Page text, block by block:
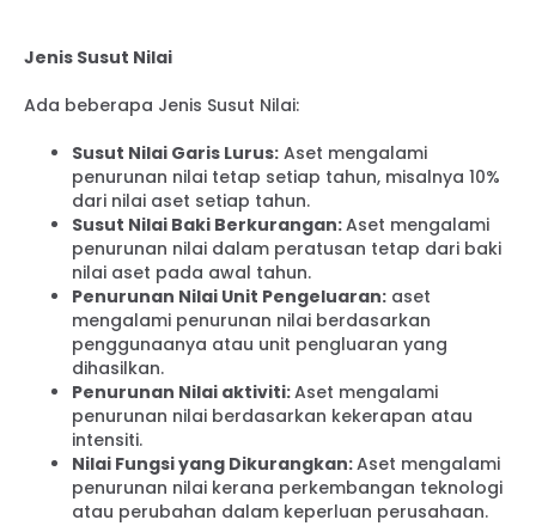
Jenis Susut Nilai
Ada beberapa Jenis Susut Nilai:
Susut Nilai Garis Lurus: Aset mengalami
penurunan nilai tetap setiap tahun, misalnya 10%
dari nilai aset setiap tahun.
Susut Nilai Baki Berkurangan:Aset mengalami
penurunan nilai dalam peratusan tetap dari baki
nilai aset pada awal tahun.
Penurunan Nilai Unit Pengeluaran: aset
mengalami penurunan nilai berdasarkan
penggunaanya atau unit pengluaran yang
dihasilkan.
Penurunan Nilai aktiviti:Aset mengalami
penurunan nilai berdasarkan kekerapan atau
intensiti.
Nilai Fungsi yang Dikurangkan:Aset mengalami
penurunan nilai kerana perkembangan teknologi
atau perubahan dalam keperluan perusahaan.